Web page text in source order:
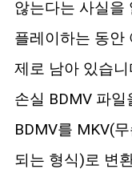
않는다는 사실을
플레이하는 동안
제로 남아 있습
손실 BDMV 파
BDMV를 MKV(
되는 형식)로 변